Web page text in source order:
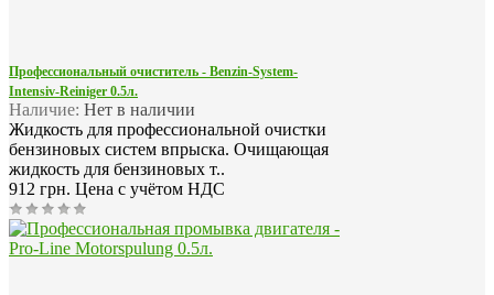
Профессиональный очиститель - Benzin-System-
Intensiv-Reiniger 0.5л.
Наличие: Нет в наличии
Жидкость для профессиональной очистки
бензиновых систем впрыска. Очищающая
жидкость для бензиновых т..
912 грн. Цена с учётом НДС